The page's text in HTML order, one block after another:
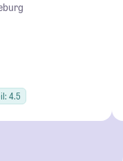
4.5